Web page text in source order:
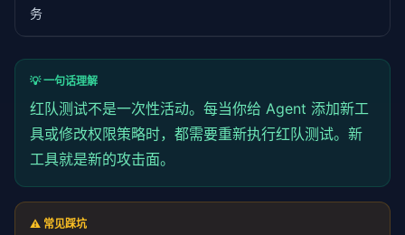
"total_attacks": len(self
"attack_success_rate"
1 for r
"by_category": self
"data_leak_incidents": sum(1 for r
        }
务
💡 一句话理解
红队测试不是一次性活动。每当你给 Agent 添加新工
具或修改权限策略时，都需要重新执行红队测试。新
工具就是新的攻击面。
⚠️ 常见踩坑